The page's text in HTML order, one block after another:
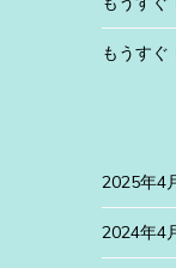
もうすぐ
2025年4
2024年4